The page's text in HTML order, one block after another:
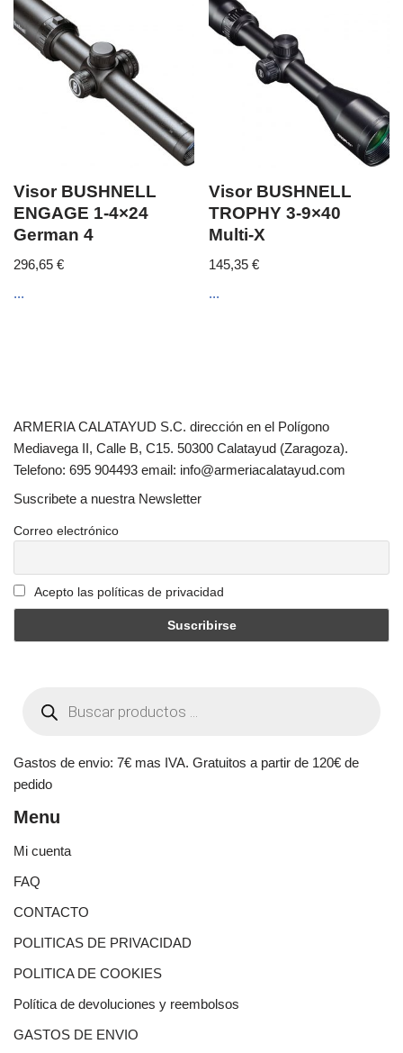
Visor BUSHNELL
ENGAGE 1-4×24
German 4
296,65 €
...
Visor BUSHNELL
TROPHY 3-9×40
Multi-X
145,35€
...
ARMERIA CALATAYUD S.C. dirección en el Polígono
Mediavega II, Calle B, C15. 50300 Calatayud (Zaragoza).
Telefono: 695 904493 email: info@armeriacalatayud.com
Suscribete a nuestra Newsletter
Correo electrónico
Acepto las políticas de privacidad
Gastos de envio: 7€ mas IVA. Gratuitos a partir de 120€ de
pedido
Menu
Mi cuenta
FAQ
CONTACTO
POLITICAS DE PRIVACIDAD
POLITICA DE COOKIES
Política de devoluciones y reembolsos
GASTOS DE ENVIO